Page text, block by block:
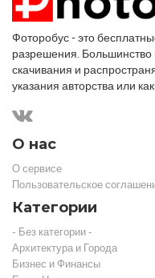
Фоторобус - это
разрешения.
скачивания и
указания авторства или
О нас
О сервисе
Пользовательское
Категории
- Без категории -
Архитектура и Города
Бизнес и Финансы